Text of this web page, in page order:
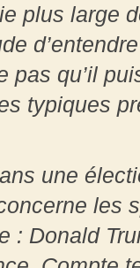
plus large
pas qu’il
typiques
une
les
: Donald